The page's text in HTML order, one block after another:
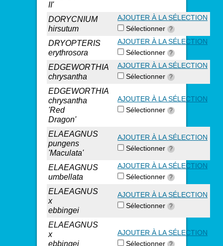
II'
DORYCNIUM
hirsutum
AJOUTER À LA SÉLECTION
Sélectionner ?
DRYOPTERIS
erythrosora
AJOUTER À LA SÉLECTION
Sélectionner ?
EDGEWORTHIA
chrysantha
AJOUTER À LA SÉLECTION
Sélectionner ?
EDGEWORTHIA
chrysantha
'Red
Dragon'
AJOUTER À LA SÉLECTION
Sélectionner ?
ELAEAGNUS
pungens
'Maculata'
AJOUTER À LA SÉLECTION
Sélectionner ?
ELAEAGNUS
umbellata
AJOUTER À LA SÉLECTION
Sélectionner ?
ELAEAGNUS
x
ebbingei
AJOUTER À LA SÉLECTION
Sélectionner ?
ELAEAGNUS
x
ebbingei
AJOUTER À LA SÉLECTION
Sélectionner ?